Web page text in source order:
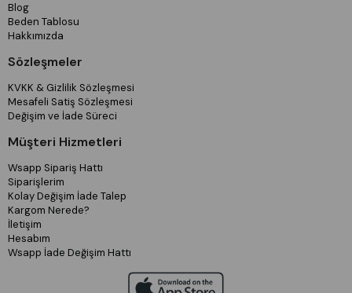
Blog
Beden Tablosu
Hakkımızda
Sözleşmeler
KVKK & Gizlilik Sözleşmesi
Mesafeli Satiş Sözleşmesi
Değişim ve İade Süreci
Müşteri Hizmetleri
Wsapp Sipariş Hattı
Siparişlerim
Kolay Değişim İade Talep
Kargom Nerede?
İletişim
Hesabım
Wsapp İade Değişim Hattı